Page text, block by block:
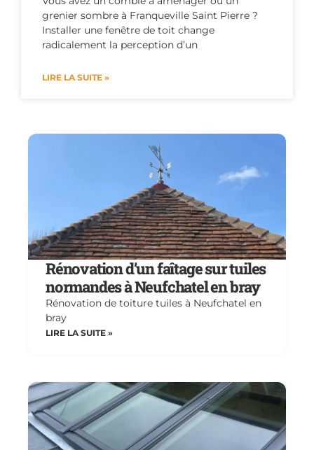
grenier sombre à Franqueville Saint Pierre ?
Installer une fenêtre de toit change
radicalement la perception d’un
LIRE LA SUITE »
Rénovation d’un faîtage sur tuiles
normandes à Neufchatel en bray
Rénovation de toiture tuiles à Neufchatel en
bray
LIRE LA SUITE »